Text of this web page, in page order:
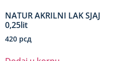
NATUR AKRILNI LAK SJAJ
0,25lit
420 рсд